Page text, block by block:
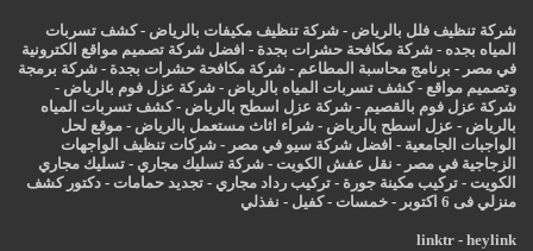
شركة تنظيف فلل بالرياض -شركة تنظيف مكيفات بالرياض -كشف تسربات
المياه بجده -شركة مكافحة حشرات بجدة - افضل شركة تصميم مواقع الكترونية
في مصر - برنامج محاسبة المطاعم -شركة مكافحة حشرات بجدة -شركة برمجة
وتصميم مواقع -كشف تسربات المياه بالرياض -شركة عزل فوم بالرياض -
شركة عزل فوم بالقصيم -شركة عزل اسطح بالرياض -كشف تسربات المياه
بالرياض - عزل اسطح بالرياض -شراء اثاث مستعمل بالرياض - موقع لحل
الواجبات الجامعية - افضل شركة سيو في مصر -شركات تنظيف الواجهات
الزجاجية في مصر - نقل عفش الكويت -شركة تسليك مجاري -تسليك مجاري
الكويت -تركيب مكينة جورة -تركيب رداد مجاري -تجديد حمامات -دكتور كشف
منزلي فى 6 اكتوبر
-خمسات -كفيل - نفذلي
linktr- heylink